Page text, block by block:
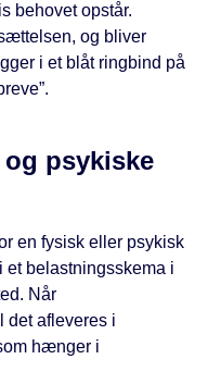
behovet opstår.
og bliver
i et blåt ringbind på
psykiske
en fysisk eller psykisk
et belastningsskema i
Når
det afleveres i
hænger i